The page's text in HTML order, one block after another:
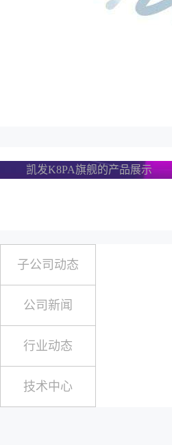
凯发K8PA旗舰的产品展示
子公司动态
公司新闻
行业动态
技术中心